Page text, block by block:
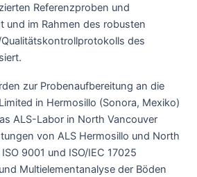
Referenzproben und
und im Rahmen des robusten
des
zur Probenaufbereitung an die
in Hermosillo (Sonora, Mexiko)
ALS-Labor in North Vancouver
von ALS Hermosillo und North
9001 und ISO/IEC 17025
Multielementanalyse der Böden